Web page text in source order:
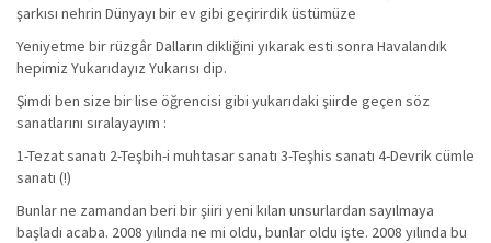
şarkısı nehrin Dünyayı bir ev gibi geçirirdik üstümüze
Yeniyetme bir rüzgâr Dalların dikliğini yıkarak esti sonra Havalandık
hepimiz Yukarıdayız Yukarısı dip.
Şimdi ben size bir lise öğrencisi gibi yukarıdaki şiirde geçen söz
sanatlarını sıralayayım :
1-Tezat sanatı 2-Teşbih-i muhtasar sanatı 3-Teşhis sanatı 4-Devrik cümle
sanatı (!)
Bunlar ne zamandan beri bir şiiri yeni kılan unsurlardan sayılmaya
başladı acaba. 2008 yılında ne mi oldu, bunlar oldu işte. 2008 yılında bu